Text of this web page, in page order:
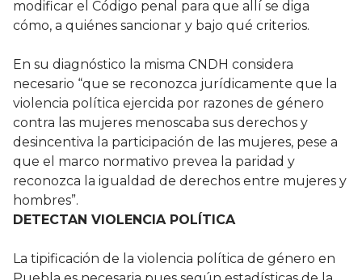
modificar el Código penal para que allí se diga
cómo, a quiénes sancionar y bajo qué criterios.
En su diagnóstico la misma CNDH considera
necesario “que se reconozca jurídicamente que la
violencia política ejercida por razones de género
contra las mujeres menoscaba sus derechos y
desincentiva la participación de las mujeres, pese a
que el marco normativo prevea la paridad y
reconozca la igualdad de derechos entre mujeres y
hombres”.
DETECTAN VIOLENCIA POLÍTICA
La tipificación de la violencia política de género en